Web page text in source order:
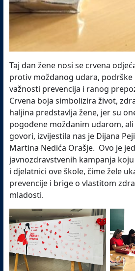
Taj dan žene nosi se crvena
protiv moždanog udara, podrške
važnosti prevencija i ranog
Crvena boja simbolizira život,
haljina predstavlja žene, jer su
pogođene moždanim udarom,
govori, izvijestila nas je Dijana
Martina Nedića Orašje. Ovo je
javnozdravstvenih kampanja
i djelatnici ove škole, čime žele
prevencije i brige o vlastitom
mladosti.